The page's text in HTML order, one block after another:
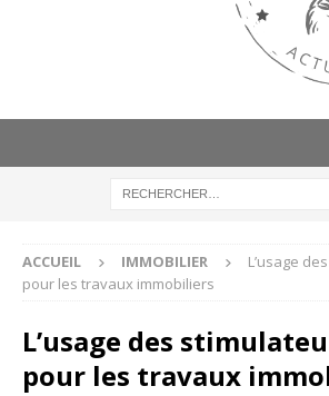
ACCUEIL IMMOBILIER
L’usage
pour les travaux immobiliers
L’usage des
pour les travaux